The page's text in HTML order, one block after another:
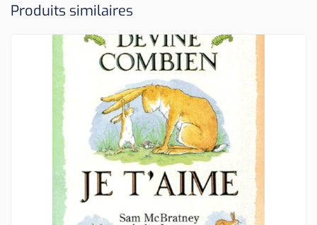
Produits similaires